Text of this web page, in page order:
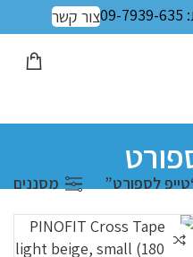
צור קשר
לספורט” מסננים